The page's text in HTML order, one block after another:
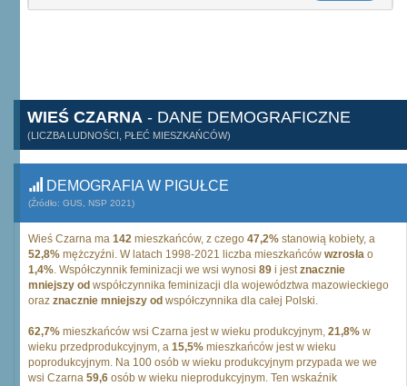
WIEŚ CZARNA - DANE DEMOGRAFICZNE
(LICZBA LUDNOŚCI, PŁEĆ MIESZKAŃCÓW)
DEMOGRAFIA W PIGUŁCE
(Źródło: GUS, NSP 2021)
Wieś Czarna ma 142 mieszkańców, z czego 47,2% stanowią kobiety, a
52,8% mężczyźni. W latach 1998-2021 liczba mieszkańców wzrosła o
1,4%. Współczynnik feminizacji we wsi wynosi 89 i jestznacznie
mniejszy od współczynnika feminizacji dla województwa mazowieckiego
oraz znacznie mniejszy od współczynnika dla całej Polski.
62,7% mieszkańców wsi Czarna jest w wieku produkcyjnym, 21,8% w
wieku przedprodukcyjnym, a 15,5% mieszkańców jest w wieku
poprodukcyjnym. Na 100 osób w wieku produkcyjnym przypada we we
wsi Czarna 59,6 osób w wieku nieprodukcyjnym. Ten wskaźnik